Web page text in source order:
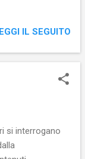
IL SEGUITO
si interrogano